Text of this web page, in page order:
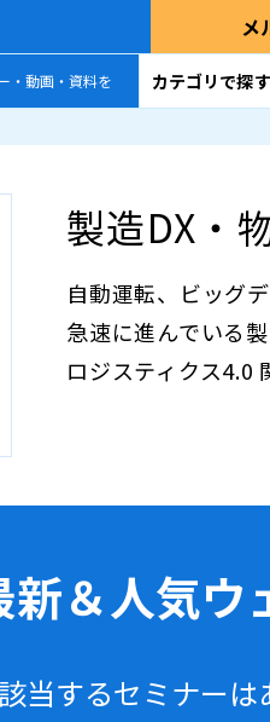
メ
・動画・資料を カテゴリで探す
製造DX・
自動運転、ビッグ
急速に進んでいる
ロジスティクス4.0
新＆人気ウ
該当するセミナーは